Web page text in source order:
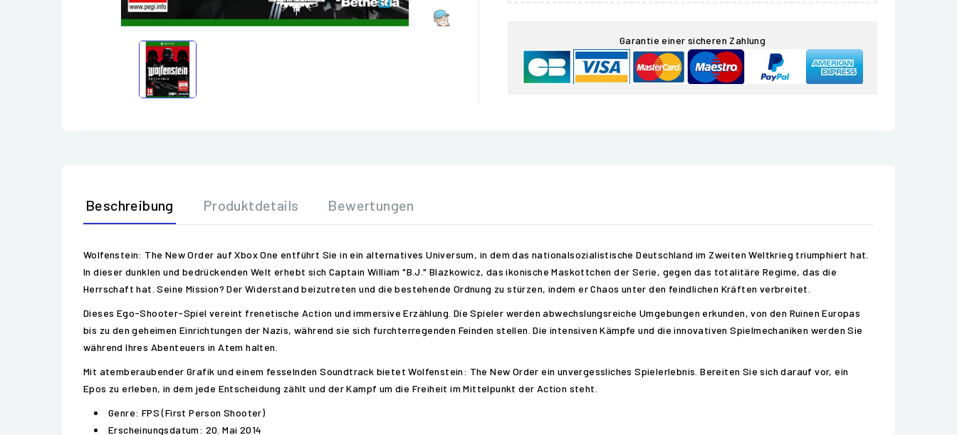

Garantie einer sicheren Zahlung
Beschreibung Produktdetails Bewertungen
Wolfenstein: The New Order auf Xbox One entführt Sie in ein alternatives Universum, in dem das nationalsozialistische Deutschland im Zweiten Weltkrieg triumphiert hat.
In dieser dunklen und bedrückenden Welt erhebt sich Captain William "B.J." Blazkowicz, das ikonische Maskottchen der Serie, gegen das totalitäre Regime, das die
Herrschaft hat. Seine Mission? Der Widerstand beizutreten und die bestehende Ordnung zu stürzen, indem er Chaos unter den feindlichen Kräften verbreitet.
Dieses Ego-Shooter-Spiel vereint frenetische Action und immersive Erzählung. Die Spieler werden abwechslungsreiche Umgebungen erkunden, von den Ruinen Europas
bis zu den geheimen Einrichtungen der Nazis, während sie sich furchterregenden Feinden stellen. Die intensiven Kämpfe und die innovativen Spielmechaniken werden Sie
während Ihres Abenteuers in Atem halten.
Mit atemberaubender Grafik und einem fesselnden Soundtrack bietet Wolfenstein: The New Order ein unvergessliches Spielerlebnis. Bereiten Sie sich darauf vor, ein
Epos zu erleben, in dem jede Entscheidung zählt und der Kampf um die Freiheit im Mittelpunkt der Action steht.
Genre: FPS (First Person Shooter)
Erscheinungsdatum: 20. Mai 2014